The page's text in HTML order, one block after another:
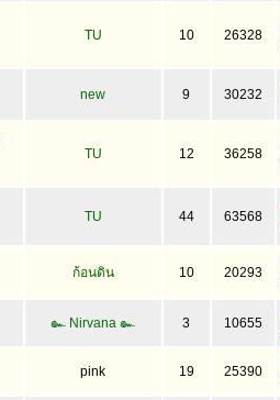
TU 10 26328
new 9 30232
TU 12 36258
TU 44 63568
ก้อนดิน 10 20293
๛ Nirvana ๛ 3 10655
pink 19 25390